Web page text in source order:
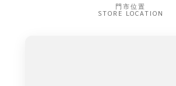
門市位置
STORE LOCATION